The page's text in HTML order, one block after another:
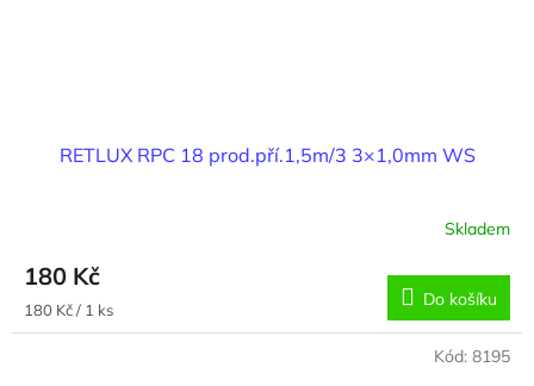
RETLUX RPC 18 prod.pří.1,5m/3 3×1,0mm WS
Skladem
180 Kč
Měrná
cena:
180 Kč / 1 ks Do košíku
Kód: 8195